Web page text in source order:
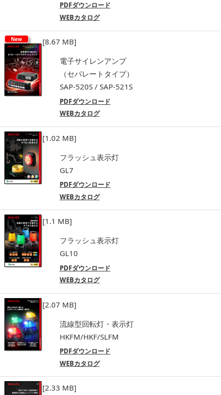
PDFダウンロード
WEBカタログ
New
[8.67 MB]
電子サイレンアンプ
（セパレートタイプ）
SAP-520S / SAP-521S
PDFダウンロード
WEBカタログ
[1.02 MB]
フラッシュ表示灯
GL7
PDFダウンロード
WEBカタログ
[1.1 MB]
フラッシュ表示灯
GL10
PDFダウンロード
WEBカタログ
[2.07 MB]
流線型回転灯・表示灯
HKFM/HKF/SLFM
PDFダウンロード
WEBカタログ
[2.33 MB]